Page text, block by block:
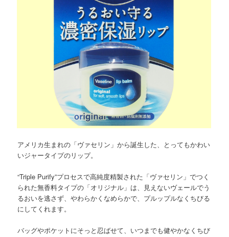
アメリカ生まれの「ヴァセリン」から誕生した、とってもかわい
いジャータイプのリップ。
“Triple Purify”プロセスで高純度精製された「ヴァセリン」でつく
られた無香料タイプの「オリジナル」は、見えないヴェールでう
るおいを逃さず、やわらかくなめらかで、プルップルなくちびる
にしてくれます。
バッグやポケットにそっと忍ばせて、いつまでも健やかなくちび